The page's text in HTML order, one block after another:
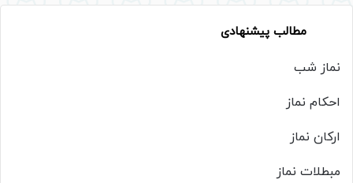
مطالب پیشنهادی
نماز شب
احکام نماز
ارکان نماز
مبطلات نماز